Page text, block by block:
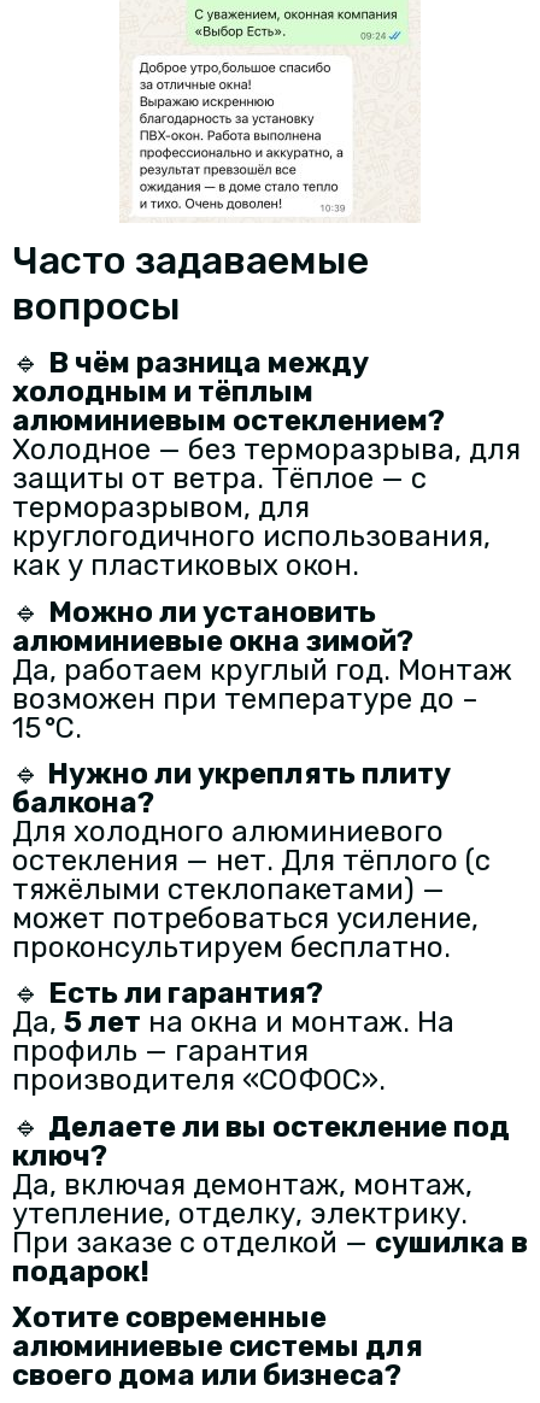
Часто задаваемые
вопросы
🔹 В чём разница между
холодным и тёплым
алюминиевым остеклением?
Холодное — без терморазрыва, для
защиты от ветра. Тёплое — с
терморазрывом, для
круглогодичного использования,
как у пластиковых окон.
🔹 Можно ли установить
алюминиевые окна зимой?
Да, работаем круглый год. Монтаж
возможен при температуре до –
15 °C.
🔹 Нужно ли укреплять плиту
балкона?
Для холодного алюминиевого
остекления — нет. Для тёплого (с
тяжёлыми стеклопакетами) —
может потребоваться усиление,
проконсультируем бесплатно.
🔹 Есть ли гарантия?
Да, 5 лет на окна и монтаж. На
профиль — гарантия
производителя «СОФОС».
🔹 Делаете ли вы остекление под
ключ?
Да, включая демонтаж, монтаж,
утепление, отделку, электрику.
При заказе с отделкой — сушилка в
подарок!
Хотите современные
алюминиевые системы для
своего дома или бизнеса?